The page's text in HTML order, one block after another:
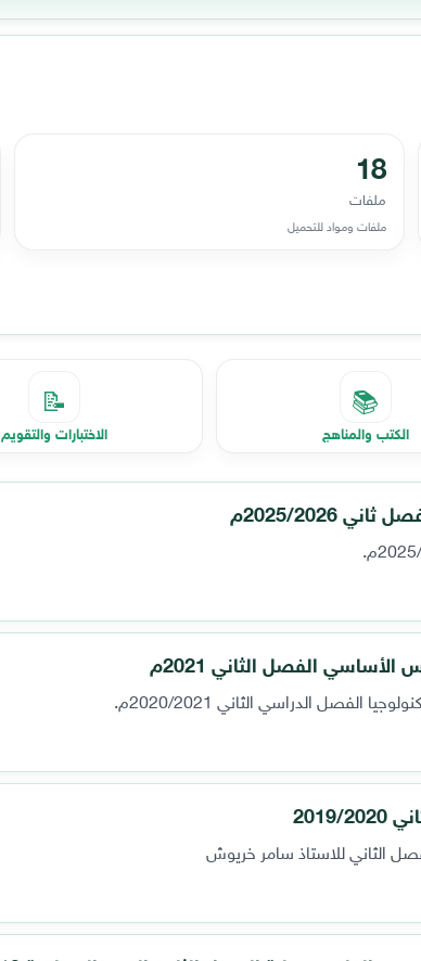
18
ملفات
ملفات ومواد للتحميل
📚
الكتب والمناهج
📝
الاختبارات والتقويم
2026م
الفصل الثاني 2021م
الفصل الدراسي الثاني 2020/2021م.
الثاني للاستاذ سامر خريوش